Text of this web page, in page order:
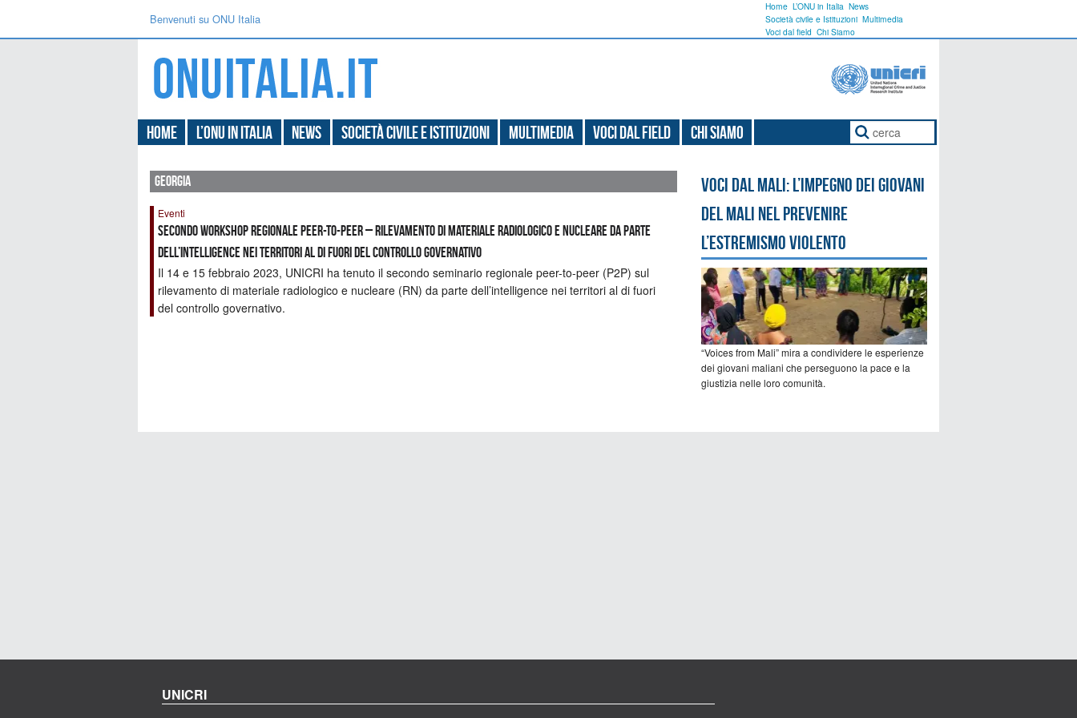
Benvenuti su ONU Italia
Home L’ONU in Italia News
Società civile e Istituzioni Multimedia
Voci dal field Chi Siamo
Home L’ONU in Italia News Società civile e Istituzioni Multimedia Voci dal field Chi Siamo
georgia
Eventi
Secondo workshop regionale peer-to-peer – Rilevamento di materiale radiologico e nucleare da parte
dell’intelligence nei territori al di fuori del controllo governativo
Il 14 e 15 febbraio 2023, UNICRI ha tenuto il secondo seminario regionale peer-to-peer (P2P) sul
rilevamento di materiale radiologico e nucleare (RN) da parte dell’intelligence nei territori al di fuori
del controllo governativo.
Voci dal Mali: l’impegno dei giovani
del Mali nel prevenire
l’estremismo violento
“Voices from Mali” mira a condividere le esperienze
dei giovani maliani che perseguono la pace e la
giustizia nelle loro comunità.
UNICRI